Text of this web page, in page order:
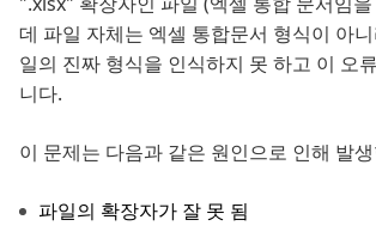
데 파일 자체는 엑셀 통합문서 형식이 아
일의 진짜 형식을 인식하지 못 하고 이 오
니다.
이 문제는 다음과 같은 원인으로 인해 발
파일의 확장자가 잘 못 됨